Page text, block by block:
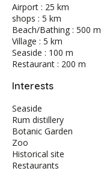
Airport : 25 km
shops : 5 km
Beach/Bathing : 500 m
Village : 5 km
Seaside : 100 m
Restaurant : 200 m
Interests
Seaside
Rum distillery
Botanic Garden
Zoo
Historical site
Restaurants